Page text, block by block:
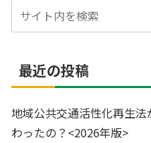
最近の投稿
地域公共交通活性化再生
わったの？<2026年版>